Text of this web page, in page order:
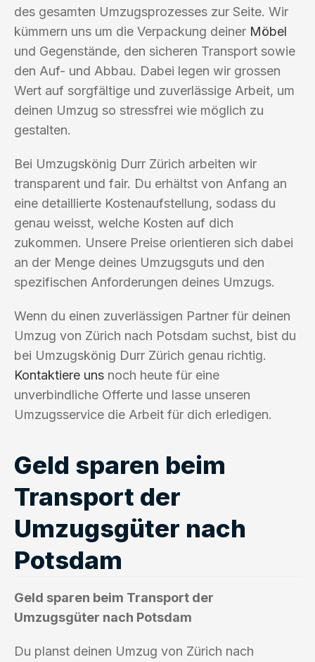
des gesamten Umzugsprozesses zur Seite. Wir
kümmern uns um die Verpackung deiner Möbel
und Gegenstände, den sicheren Transport sowie
den Auf- und Abbau. Dabei legen wir grossen
Wert auf sorgfältige und zuverlässige Arbeit, um
deinen Umzug so stressfrei wie möglich zu
gestalten.
Bei Umzugskönig Durr Zürich arbeiten wir
transparent und fair. Du erhältst von Anfang an
eine detaillierte Kostenaufstellung, sodass du
genau weisst, welche Kosten auf dich
zukommen. Unsere Preise orientieren sich dabei
an der Menge deines Umzugsguts und den
spezifischen Anforderungen deines Umzugs.
Wenn du einen zuverlässigen Partner für deinen
Umzug von Zürich nach Potsdam suchst, bist du
bei Umzugskönig Durr Zürich genau richtig.
Kontaktiere uns noch heute für eine
unverbindliche Offerte und lasse unseren
Umzugsservice die Arbeit für dich erledigen.
Geld sparen beim
Transport der
Umzugsgüter nach
Potsdam
Geld sparen beim Transport der
Umzugsgüter nach Potsdam
Du planst deinen Umzug von Zürich nach